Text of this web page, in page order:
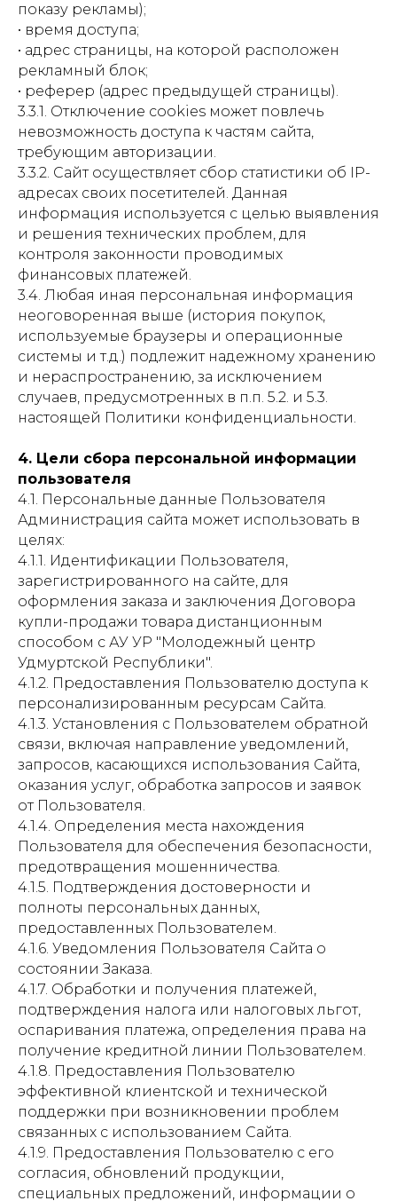
показу рекламы);
• время доступа;
• адрес страницы, на которой расположен
рекламный блок;
• реферер (адрес предыдущей страницы).
3.3.1. Отключение cookies может повлечь
невозможность доступа к частям сайта,
требующим авторизации.
3.3.2. Сайт осуществляет сбор статистики об IP-
адресах своих посетителей. Данная
информация используется с целью выявления
и решения технических проблем, для
контроля законности проводимых
финансовых платежей.
3.4. Любая иная персональная информация
неоговоренная выше (история покупок,
используемые браузеры и операционные
системы и т.д.) подлежит надежному хранению
и нераспространению, за исключением
случаев, предусмотренных в п.п. 5.2. и 5.3.
настоящей Политики конфиденциальности.
4. Цели сбора персональной информации
пользователя
4.1. Персональные данные Пользователя
Администрация сайта может использовать в
целях:
4.1.1. Идентификации Пользователя,
зарегистрированного на сайте, для
оформления заказа и заключения Договора
купли-продажи товара дистанционным
способом с АУ УР "Молодежный центр
Удмуртской Республики".
4.1.2. Предоставления Пользователю доступа к
персонализированным ресурсам Сайта.
4.1.3. Установления с Пользователем обратной
связи, включая направление уведомлений,
запросов, касающихся использования Сайта,
оказания услуг, обработка запросов и заявок
от Пользователя.
4.1.4. Определения места нахождения
Пользователя для обеспечения безопасности,
предотвращения мошенничества.
4.1.5. Подтверждения достоверности и
полноты персональных данных,
предоставленных Пользователем.
4.1.6. Уведомления Пользователя Сайта о
состоянии Заказа.
4.1.7. Обработки и получения платежей,
подтверждения налога или налоговых льгот,
оспаривания платежа, определения права на
получение кредитной линии Пользователем.
4.1.8. Предоставления Пользователю
эффективной клиентской и технической
поддержки при возникновении проблем
связанных с использованием Сайта.
4.1.9. Предоставления Пользователю с его
согласия, обновлений продукции,
специальных предложений, информации о